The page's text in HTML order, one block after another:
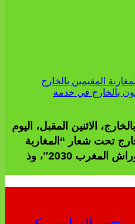
الاثنين المقبل، اليوم
تحت شعار “المغاربة
2030″، وذ